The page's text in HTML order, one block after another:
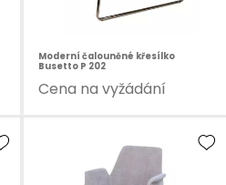
Moderní čalouněné křesílko
Busetto P 202
Cena na vyžádání